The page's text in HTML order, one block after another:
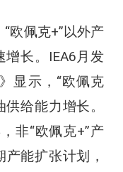
欧佩克+”以外产
长。IEA6月发
显示，“欧佩克
给能力增长。
非“欧佩克+”产
能扩张计划，